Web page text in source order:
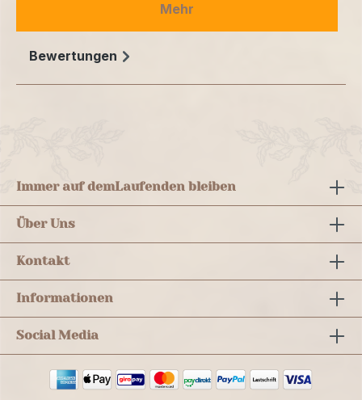
Mehr
Bewertungen
Immer auf demLaufenden bleiben
Über Uns
Kontakt
Informationen
Social Media